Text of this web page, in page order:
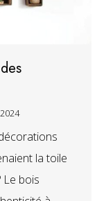
la toile
Le bois